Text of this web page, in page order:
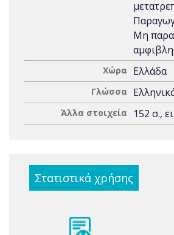
Μη
Χώρα Ελλάδα
Γλώσσα
Άλλα στοιχεία 152 σ.,
Στατιστικά χρήσης